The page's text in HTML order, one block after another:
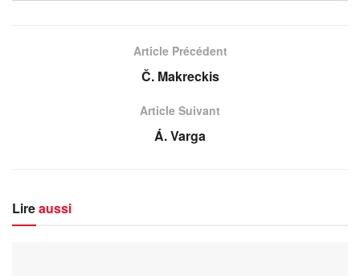
Article Précédent
Č. Makreckis
Article Suivant
Á. Varga
Lireaussi